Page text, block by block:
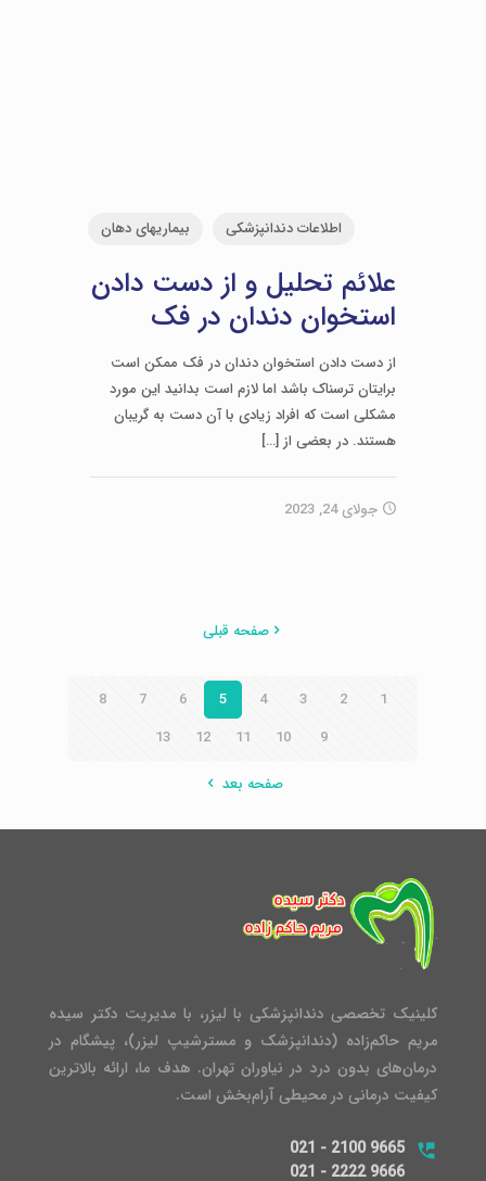
اطلاعات دندانپزشکی بیماریهای دهان
علائم تحلیل و از دست دادن
استخوان دندان در فک
از دست دادن استخوان دندان در فک ممکن است
برایتان ترسناک باشد اما لازم است بدانید این مورد
مشکلی است که افراد زیادی با آن دست به گریبان
هستند. در بعضی از[…]
جولای 24, 2023
صفحه قبلی
1
2
3
4
5
6
7
8
9
10
11
12
13
صفحه بعد
کلینیک تخصصی دندانپزشکی با لیزر، با مدیریت دکتر سیده
مریم حاکم‌زاده (دندانپزشک و مسترشیپ لیزر)، پیشگام در
درمان‌های بدون درد در نیاوران تهران. هدف ما، ارائه بالاترین
کیفیت درمانی در محیطی آرام‌بخش است.
021 - 2100 9665
021 - 2222 9666